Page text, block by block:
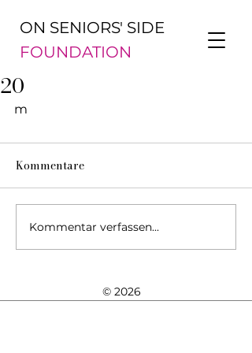
ON SENIORS' SIDE
FOUNDATION
20
m
Kommentare
Kommentar verfassen...
© 2026